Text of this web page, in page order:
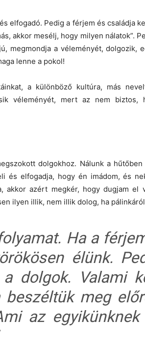
elfogadó. Pedig a férjem és családja
akkor mesélj, hogy milyen nálatok”.
megmondja a véleményét,
lenne a pokol!
a különböző kultúra, más
véleményét, mert az nem biztos,
dolgokhoz. Nálunk a
és elfogadja, hogy én imádom, és
akkor azért megkér, hogy dugjam
ilyen illik, nem illik dolog, ha
Ha a
élünk.
dolgok. Valami
beszéltük meg
az